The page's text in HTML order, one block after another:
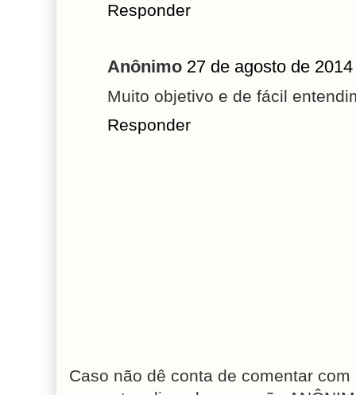
Responder
Anônimo 27 de agosto de
Muito objetivo e de fácil
Responder
Caso não dê conta de comentar